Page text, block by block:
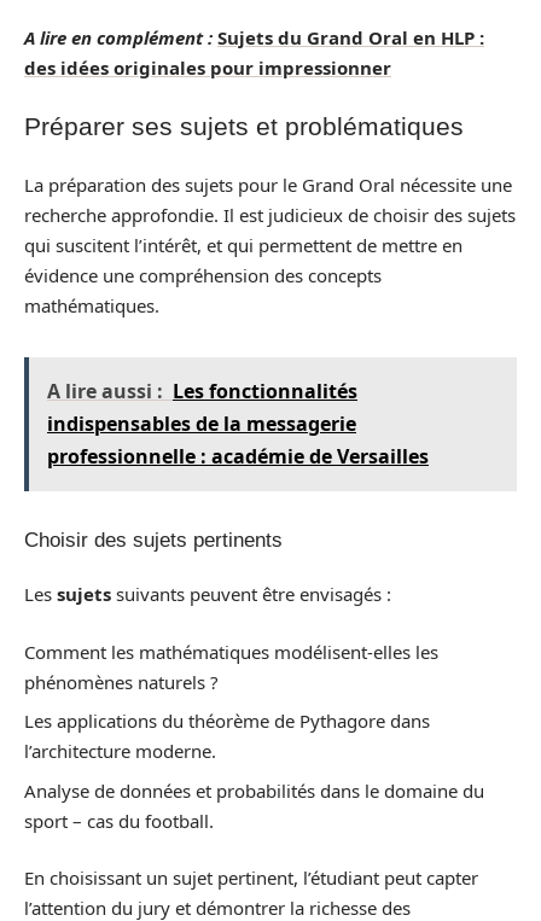
A lire en complément : Sujets du Grand Oral en HLP :
des idées originales pour impressionner
Préparer ses sujets et problématiques
La préparation des sujets pour le Grand Oral nécessite une
recherche approfondie. Il est judicieux de choisir des sujets
qui suscitent l’intérêt, et qui permettent de mettre en
évidence une compréhension des concepts
mathématiques.
A lire aussi : Les fonctionnalités
indispensables de la messagerie
professionnelle : académie de Versailles
Choisir des sujets pertinents
Les sujets suivants peuvent être envisagés :
Comment les mathématiques modélisent-elles les
phénomènes naturels ?
Les applications du théorème de Pythagore dans
l’architecture moderne.
Analyse de données et probabilités dans le domaine du
sport – cas du football.
En choisissant un sujet pertinent, l’étudiant peut capter
l’attention du jury et démontrer la richesse des